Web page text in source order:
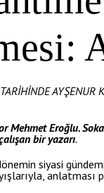
AYŞENUR
Mehmet Eroğlu.
bir yazarı.
siyasi
anlatması